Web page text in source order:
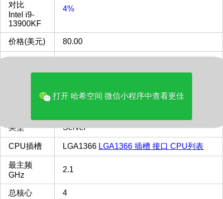
对比
Intel i9-
13900KF
4%
价格(美元) 80.00
是否有 核
没有核显
类型 Server
CPU插槽 LGA1366 LGA1366 插槽 接口 CPU列表
最主频
GHz
2.1
总核心 4
打开 哈希空间 微信小程序中查看更佳